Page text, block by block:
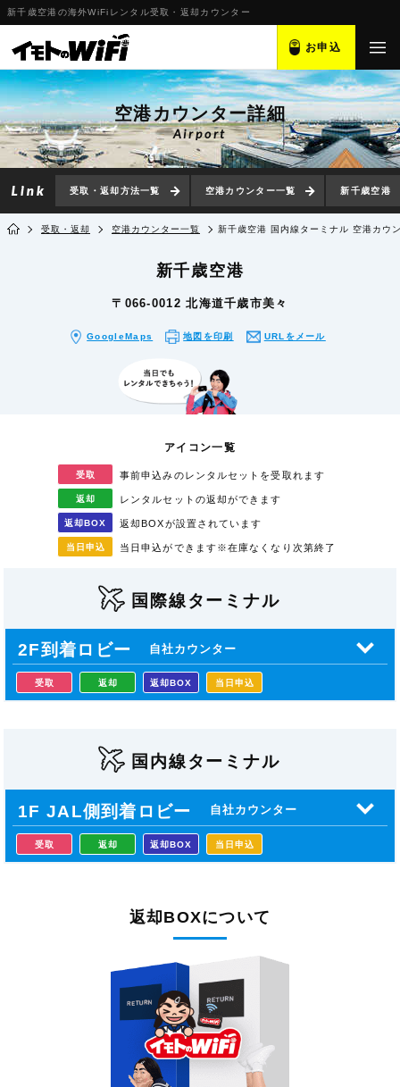
新千歳空港の海外WiFiレンタル受取・返却カウンター
お申込
空港カウンター詳細
Airport
受取・返却方法一覧 空港カウンター一覧 新千歳空港
受取・返却 空港カウンター一覧 新千歳空港 国内線ターミナル 空港カウ
新千歳空港
〒066-0012 北海道千歳市美々
GoogleMaps 地図を印刷 URLをメール
アイコン一覧
受取 事前申込みのレンタルセットを受取れます
返却 レンタルセットの返却ができます
返却BOX 返却BOXが設置されています
当日 申込 当日申込ができます※在庫なくなり次第終了
国際線ターミナル
2F到着ロビー 自社カウンター
受取 返却 返却BOX 当日申込
国内線ターミナル
1F JAL側到着 ロビー 自社カウンター
受取 返却 返却BOX 当日申込
返却BOXについて